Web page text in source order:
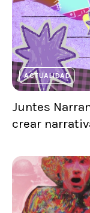
ACTUALIDAD
Juntes
crear